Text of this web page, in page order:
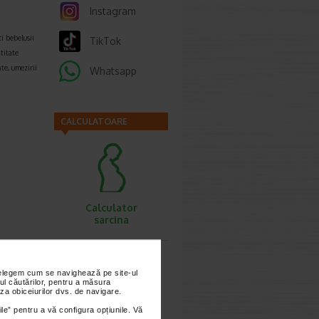
cum se navighează pe site-ul
căutărilor, pentru a măsura
obiceiurilor dvs. de navigare.
pentru a vă configura opțiunile. Vă
bebelusii
umezirii
Instagram
TikTok
Whatsapp
CALCULATOARE
Calculator
sarcina
Calculator